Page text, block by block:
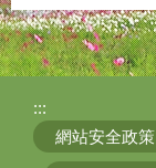
:::
網站安全政策